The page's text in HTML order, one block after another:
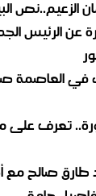
الزعيم..نص
عن الرئيس
العاصمة
تعرف على
صالح مع